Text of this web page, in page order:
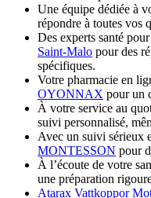
Une équipe dédiée à
répondre à toutes vos
Des experts santé
Saint-Malo pour des
spécifiques.
Votre pharmacie en
OYONNAX pour un
À votre service au
suivi personnalisé,
Avec un suivi sérieux
MONTESSON pour
À l’écoute de votre
une préparation
Atarax Vattkoppor